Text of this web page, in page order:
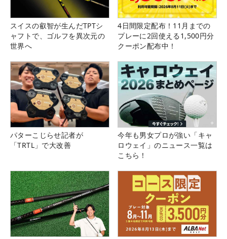
スイスの叡智が生んだTPTシ
ャフトで、ゴルフを異次元の
世界へ
4日間限定配布！11月までの
プレーに2回使える1,500円分
クーポン配布中！
パターこじらせ記者が
「TRTL」で大改善
今年も男女プロが強い「キャ
ロウェイ」のニュース一覧は
こちら！